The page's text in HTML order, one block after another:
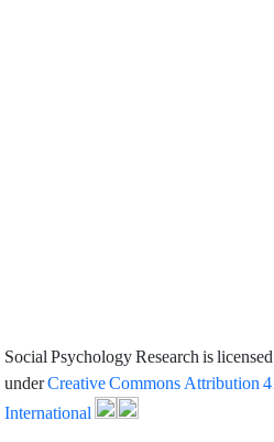
Social Psychology Research is licensed
underCreative Commons Attribution
International